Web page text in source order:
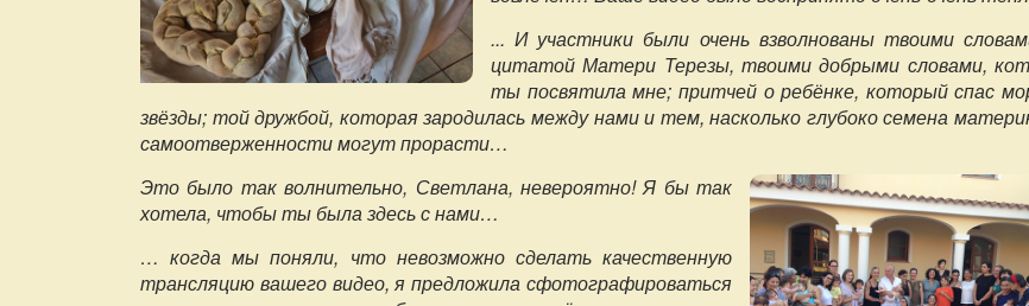
... И участники были очень взволнованы твоими
цитатой Матери Терезы, твоими добрыми словами,
ты посвятила мне; притчей о ребёнке, который спас
звёзды; той дружбой, которая зародилась между нами и тем, насколько глубоко семена
самоотверженности могут прорасти…
Это было так волнительно, Светлана, невероятно! Я бы так
хотела, чтобы ты была здесь с нами…
… когда мы поняли, что невозможно сделать качественную
трансляцию вашего видео, я предложила сфотографироваться